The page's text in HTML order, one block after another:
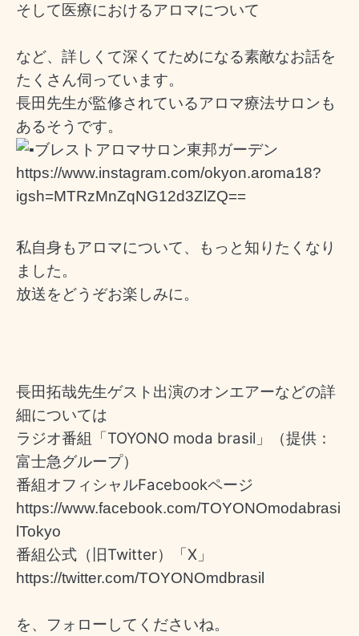
そして医療におけるアロマについて
など、詳しくて深くてためになる素敵なお話を
たくさん伺っています。
長田先生が監修されているアロマ療法サロンも
あるそうです。
ブレストアロマサロン東邦ガーデン
https://www.instagram.com/okyon.aroma18?
igsh=MTRzMnZqNG12d3ZlZQ==
私自身もアロマについて、もっと知りたくなり
ました。
放送をどうぞお楽しみに。
長田拓哉先生ゲスト出演のオンエアーなどの詳
細については
ラジオ番組「TOYONO moda brasil」（提供：
富士急グループ）
番組オフィシャルFacebookページ
https://www.facebook.com/TOYONOmodabrasi
lTokyo
番組公式（旧Twitter）「X」
https://twitter.com/TOYONOmdbrasil
を、フォローしてくださいね。